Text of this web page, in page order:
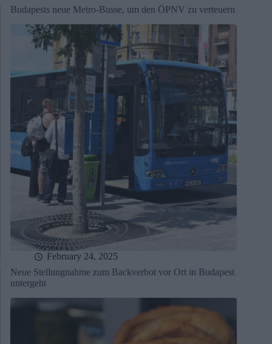
Budapests neue Metro-Busse, um den ÖPNV zu verteuern
February 24, 2025
Neue Stellungnahme zum Backverbot vor Ort in Budapest
untergeht